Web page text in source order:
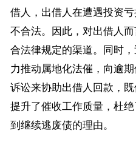
借人，出借人在遭遇投资
不合法。因此，对出借人
合法律规定的渠道。同时
力推动属地化法催，向逾
诉讼来协助出借人回款，
提升了催收工作质量，杜
到继续逃废债的理由。